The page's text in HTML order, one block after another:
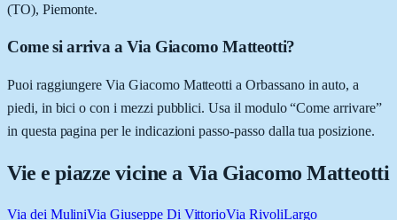
(TO), Piemonte.
Come si arriva a Via Giacomo Matteotti?
Puoi raggiungere Via Giacomo Matteotti a Orbassano in auto, a
piedi, in bici o con i mezzi pubblici. Usa il modulo “Come arrivare”
in questa pagina per le indicazioni passo-passo dalla tua posizione.
Vie e piazze vicine a Via Giacomo Matteotti
Via dei MuliniVia Giuseppe Di VittorioVia RivoliLargo